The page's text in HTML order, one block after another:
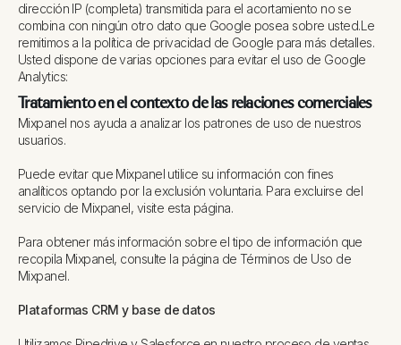
dirección IP (completa) transmitida para el acortamiento no se
combina con ningún otro dato que Google posea sobre usted.Le
remitimos a la política de privacidad de Google para más detalles.
Usted dispone de varias opciones para evitar el uso de Google
Analytics:
Tratamiento en el contexto de las relaciones comerciales
Mixpanel nos ayuda a analizar los patrones de uso de nuestros
usuarios.
Puede evitar que Mixpanel utilice su información con fines
analíticos optando por la exclusión voluntaria. Para excluirse del
servicio de Mixpanel, visite esta página.
Para obtener más información sobre el tipo de información que
recopila Mixpanel, consulte la página de Términos de Uso de
Mixpanel.
Plataformas CRM y base de datos